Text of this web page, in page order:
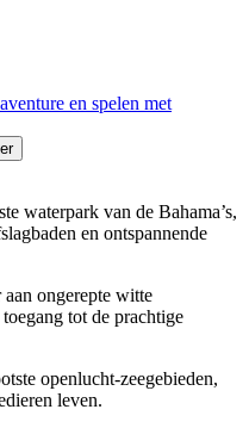
en spelen met
waterpark van de Bahama’s,
en ontspannende
ongerepte witte
tot de prachtige
openlucht-zeegebieden,
leven.